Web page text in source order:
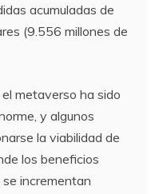
acumuladas de
(9.556 millones de
metaverso ha sido
y algunos
la viabilidad de
los beneficios
incrementan